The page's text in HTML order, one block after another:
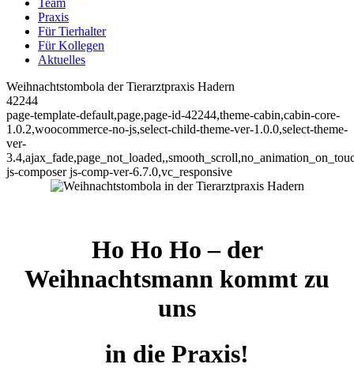
Praxis
Für Tierhalter
Für Kollegen
Aktuelles
Weihnachtstombola der Tierarztpraxis Hadern
42244
page-template-default,page,page-id-42244,theme-cabin,cabin-core-
1.0.2,woocommerce-no-js,select-child-theme-ver-1.0.0,select-theme-
ver-
js-composer js-comp-ver-6.7.0,vc_responsive
Ho Ho Ho – der
Weihnachtsmann kommt zu
uns
in die Praxis!